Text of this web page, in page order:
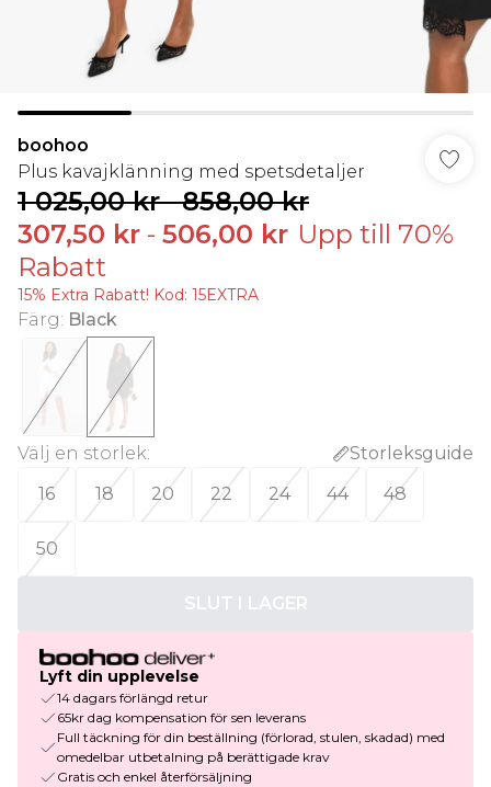
boohoo
Plus kavajklänning med spetsdetaljer
1 025,00 kr-858,00 kr
307,50 kr - 506,00 kr Upp till 70%
Rabatt
15% Extra Rabatt! Kod: 15EXTRA
Färg: Black
Välj en storlek:
Storleksguide
16
18 20 22 24 44 48
50
SLUT I LAGER
Lyft din upplevelse
14 dagars förlängd retur
65kr dag kompensation för sen leverans
Full täckning för din beställning (förlorad, stulen, skadad) med
omedelbar utbetalning på berättigade krav
Gratis och enkel återförsäljning